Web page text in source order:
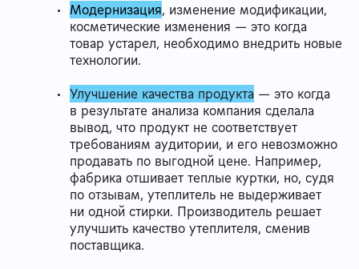
Модернизация, изменение модификации,
косметические изменения — это когда
товар устарел, необходимо внедрить новые
технологии.
Улучшение качества продукта — это когда
в результате анализа компания сделала
вывод, что продукт не соответствует
требованиям аудитории, и его невозможно
продавать по выгодной цене. Например,
фабрика отшивает теплые куртки, но, судя
по отзывам, утеплитель не выдерживает
ни одной стирки. Производитель решает
улучшить качество утеплителя, сменив
поставщика.